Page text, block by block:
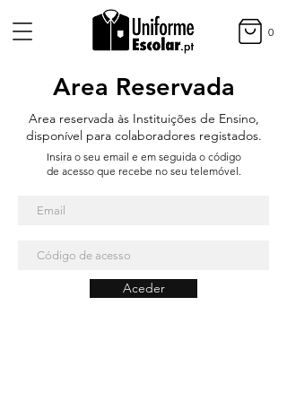
0
Area Reservada
Area reservada às Instituições de Ensino,
disponível para colaboradores registados.
Insira o seu email e em seguida o código
de acesso que recebe no seu telemóvel.
Aceder